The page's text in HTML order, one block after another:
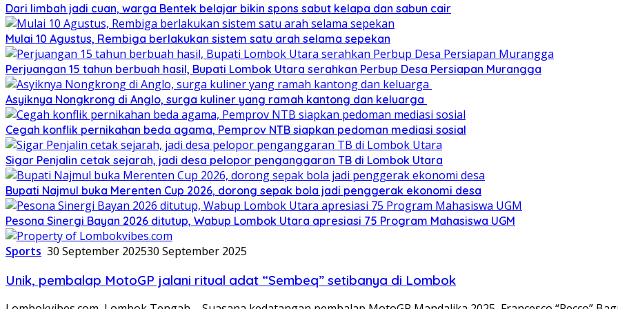
Dari limbah jadi cuan, warga Bentek belajar bikin spons sabut kelapa dan sabun cair
Mulai 10 Agustus, Rembiga berlakukan sistem satu arah selama sepekan
Perjuangan 15 tahun berbuah hasil, Bupati Lombok Utara serahkan Perbup Desa Persiapan Murangga
Asyiknya Nongkrong di Anglo, surga kuliner yang ramah kantong dan keluarga
Cegah konflik pernikahan beda agama, Pemprov NTB siapkan pedoman mediasi sosial
Sigar Penjalin cetak sejarah, jadi desa pelopor penganggaran TB di Lombok Utara
Bupati Najmul buka Merenten Cup 2026, dorong sepak bola jadi penggerak ekonomi desa
Pesona Sinergi Bayan 2026 ditutup, Wabup Lombok Utara apresiasi 75 Program Mahasiswa UGM
Sports 30 September 202530 September 2025
Unik, pembalap MotoGP jalani ritual adat “Sembeq” setibanya di Lombok